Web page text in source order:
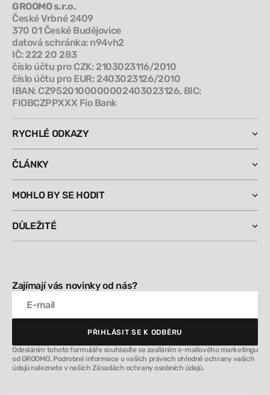
GROOMO s.r.o.
České Vrbné 2409
370 01 České Budějovice
datová schránka: n94vh2
IČ: 222 20 283
číslo účtu pro CZK: 2103023116/2010
číslo účtu pro EUR: 2403023126/2010
IBAN: CZ9520100000002403023126, BIC:
FIOBCZPPXXX Fio Bank
RYCHLÉ ODKAZY
ČLÁNKY
MOHLO BY SE HODIT
DŮLEŽITÉ
Zajímají vás novinky od nás?
E-mail
PŘIHLÁSIT SE K ODBĚRU
PŘIHLÁSIT SE K ODBĚRU
Odesláním tohoto formuláře souhlasíte se zasíláním e-mailového marketingu
od GROOMO. Podrobné informace o vašich právech ohledně ochrany vašich
údajů naleznete v našich Zásadách ochrany osobních údajů.